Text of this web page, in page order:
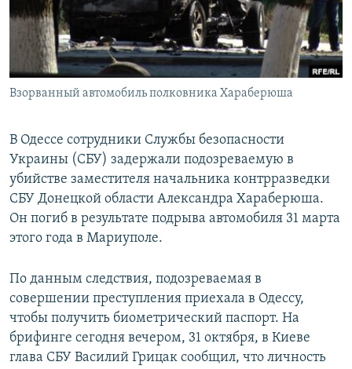
СПОРТ
МИР
БЛОГИ
ГОЛОСА
ЧИТАЕМ ПРЕССУ
АРХИВ РАДИОПРОГРАММЫ
Все сайты РСЕ/РС
Взорванный автомобиль полковника Хараберюша
В Одессе сотрудники Службы безопасности
Украины (СБУ) задержали подозреваемую в
убийстве заместителя начальника контрразведки
СБУ Донецкой области Александра Хараберюша.
Он погиб в результате подрыва автомобиля 31 марта
этого года в Мариуполе.
По данным следствия, подозреваемая в
совершении преступления приехала в Одессу,
чтобы получить биометрический паспорт. На
брифинге сегодня вечером, 31 октября, в Киеве
глава СБУ Василий Грицак сообщил, что личность